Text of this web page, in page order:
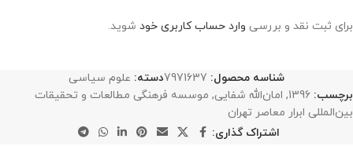
برای ثبت نقد و بررسی وارد حساب کاربری خود شوید.
شناسه محصول: 7971637دسته: علوم سیاسی
برچسب: 1396
, امان‌الله شفایی, موسسه فرهنگی مطالعات و تحقیقات
بین‌المللی ابرار معاصر تهران
اشتراک گذاری: